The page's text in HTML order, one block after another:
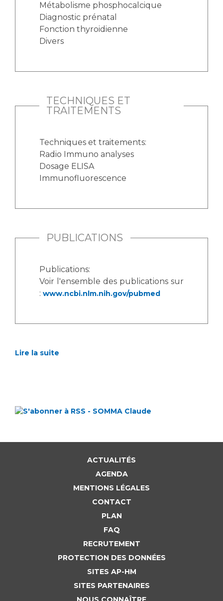
Métabolisme phosphocalcique
Diagnostic prénatal
Fonction thyroidienne
Divers
TECHNIQUES ET
TRAITEMENTS
Techniques et traitements:
Radio Immuno analyses
Dosage ELISA
Immunofluorescence
PUBLICATIONS
Publications:
Voir l'ensemble des publications sur
: www.ncbi.nlm.nih.gov/pubmed
Lire la suite
ACTUALITÉS
AGENDA
MENTIONS LÉGALES
CONTACT
PLAN
FAQ
RECRUTEMENT
PROTECTION DES DONNÉES
SITES AP-HM
SITES PARTENAIRES